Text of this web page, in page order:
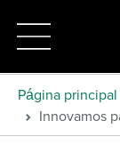
Página principal
Innovamos